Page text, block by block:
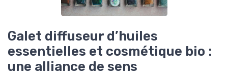
Galet diffuseur d’huiles
essentielles et cosmétique bio :
une alliance de sens